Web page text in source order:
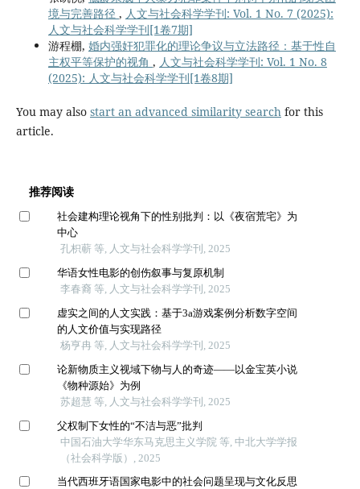
境与完善路径 , 人文与社会科学学刊: Vol. 1 No. 7 (2025):
人文与社会科学学刊[1卷7期]
游程棚, 婚内强奸犯罪化的理论争议与立法路径：基于性自
主权平等保护的视角 , 人文与社会科学学刊: Vol. 1 No. 8
(2025): 人文与社会科学学刊[1卷8期]
You may also start an advanced similarity searchfor this
article.
推荐阅读
社会建构理论视角下的性别批判：以《夜宿荒宅》为
中心
孔枳蕲 等, 人文与社会科学学刊, 2025
华语女性电影的创伤叙事与复原机制
李春裔 等, 人文与社会科学学刊, 2025
虚实之间的人文实践：基于3a游戏案例分析数字空间
的人文价值与实现路径
杨亨冉 等, 人文与社会科学学刊, 2025
论新物质主义视域下物与人的奇迹——以金宝英小说
《物种源始》为例
苏超慧 等, 人文与社会科学学刊, 2025
父权制下女性的“不洁与恶”批判
中国石油大学华东马克思主义学院 等, 中北大学学报
（社会科学版）, 2025
当代西班牙语国家电影中的社会问题呈现与文化反思